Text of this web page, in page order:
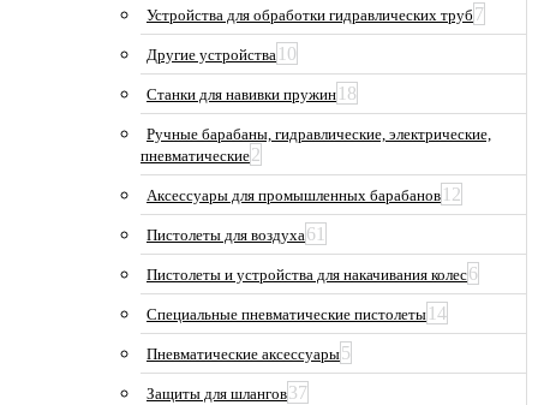
Устройства для обработки гидравлических труб 7
Другие устройства 10
Станки для навивки пружин 18
Ручные барабаны, гидравлические, электрические,
пневматические2
Аксессуары для промышленных барабанов 12
Пистолеты для воздуха61
Пистолеты и устройства для накачивания колес6
Специальные пневматические пистолеты 14
Пневматические аксессуары5
Защиты для шлангов37